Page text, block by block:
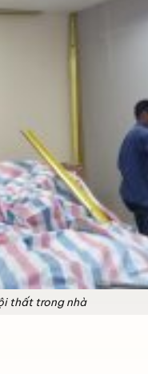
thất trong nhà